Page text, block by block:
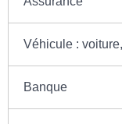
Véhicule :
Banque